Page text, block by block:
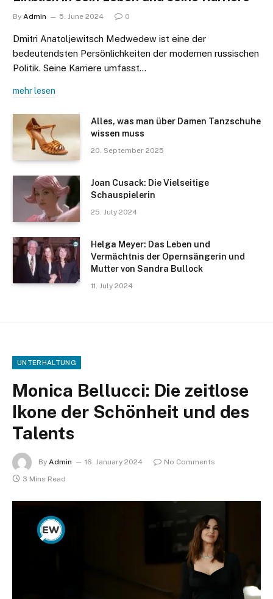
By Admin 5. June 2024 0
Dmitri Anatoljewitsch Medwedew ist eine der
bedeutendsten Persönlichkeiten der modernen russischen
Politik. Seine Karriere umfasst…
mehr lesen
Alles, was man über Damen Tanzschuhe
wissen muss
20. September 2025
Joan Cusack: Die Vielseitige
Schauspielerin
25. July 2024
Helga Meyer: Das Leben und
Vermächtnis der Opernsängerin und
Mutter von Sandra Bullock
11. July 2024
UNTERHALTUNG
Monica Bellucci: Die zeitlose
Ikone der Schönheit und des
Talents
By Admin 16. January 2024
No Comments
3 Mins Read